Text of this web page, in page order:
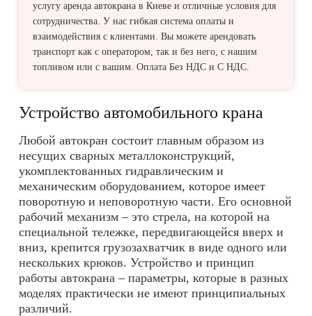
услугу аренда автокрана в Киеве и отличные условия для
сотрудничества. У нас гибкая система оплаты и
взаимодействия с клиентами. Вы можете арендовать
транспорт как с оператором, так и без него, с нашим
топливом или с вашим. Оплата Без НДС и С НДС.
Устройство автомобильного крана
Любой автокран состоит главным образом из
несущих сварных металлоконструкций,
укомплектованных гидравлическим и
механическим оборудованием, которое имеет
поворотную и неповоротную части. Его основной
рабочий механизм – это стрела, на которой на
специальной тележке, передвигающейся вверх и
вниз, крепится грузозахватчик в виде одного или
нескольких крюков. Устройство и принцип
работы автокрана – параметры, которые в разных
моделях практически не имеют принципиальных
различий.